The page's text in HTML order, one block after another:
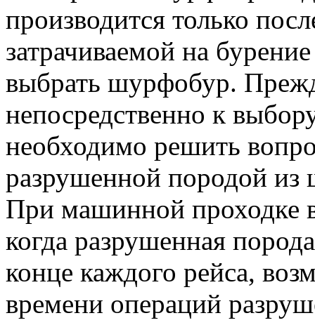
производится только
затрачиваемой на
выбрать шурфобур.
непосредственно к
необходимо решить
разрушенной породой из
При машинной проходке
когда разрушенная
конце каждого рейса,
времени операций